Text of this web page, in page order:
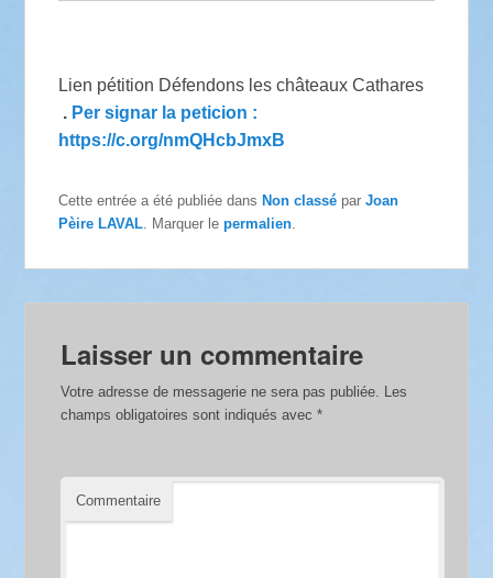
Lien pétition Défendons les châteaux Cathares
. Per signar la peticion :
https://c.org/nmQHcbJmxB
Cette entrée a été publiée dans Non classé parJoan
Pèire LAVAL. Marquer lepermalien.
Laisser un commentaire
Votre adresse de messagerie ne sera pas publiée. Les
champs obligatoires sont indiqués avec*
Commentaire